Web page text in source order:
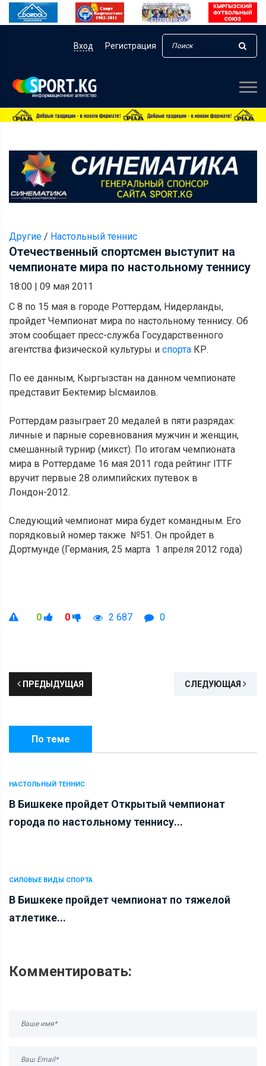
Вход Регистрация
Другие / Настольный теннис
Отечественный спортсмен выступит на
чемпионате мира по настольному теннису
18:00 | 09 мая 2011
С 8 по 15 мая в городе Роттердам, Нидерланды,
пройдет Чемпионат мира по настольному теннису. Об
этом сообщает пресс-служба Государственного
агентства физической культуры и спорта КР.
По ее данным, Кыргызстан на данном чемпионате
представит Бектемир Ысмаилов.
Роттердам разыграет 20 медалей в пяти разрядах:
личные и парные соревнования мужчин и женщин,
смешанный турнир (микст). По итогам чемпионата
мира в Роттердаме 16 мая 2011 года рейтинг ITTF
вручит первые 28 олимпийских путевок в
Лондон-2012.
Следующий чемпионат мира будет командным. Его
порядковый номер также №51. Он пройдет в
Дортмунде (Германия, 25 марта 1 апреля 2012 года)
0 0 2 687 0
ПРЕДЫДУЩАЯ СЛЕДУЮЩАЯ
По теме
НАСТОЛЬНЫЙ ТЕННИС
В Бишкеке пройдет Открытый чемпионат
города по настольному теннису...
СИЛОВЫЕ ВИДЫ СПОРТА
В Бишкеке пройдет чемпионат по тяжелой
атлетике...
Комментировать: